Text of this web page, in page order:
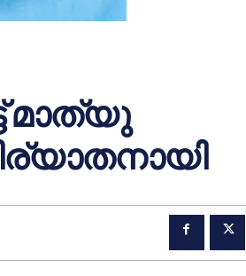
മാത്യു